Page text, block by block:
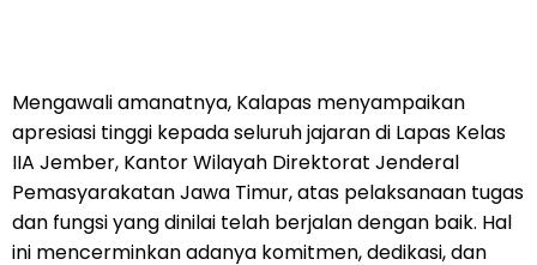
Mengawali amanatnya, Kalapas menyampaikan
apresiasi tinggi kepada seluruh jajaran di Lapas Kelas
IIA Jember, Kantor Wilayah Direktorat Jenderal
Pemasyarakatan Jawa Timur, atas pelaksanaan tugas
dan fungsi yang dinilai telah berjalan dengan baik. Hal
ini mencerminkan adanya komitmen, dedikasi, dan